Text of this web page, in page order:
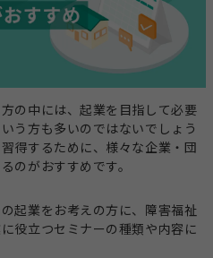
指定申請代行
集客支援
紹介
職員向け動画研修サー
セミナー・イベント
情報トップ
相談支援
グループホーム
の中には、起業を目指して必要
う方も多いのではないでしょう
得するために、様々な企業・団
のがおすすめです。
起業をお考えの方に、障害福祉
役立つセミナーの種類や内容に